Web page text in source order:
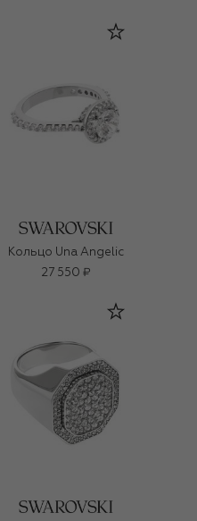
Кольцо Una Angelic
27 550 ₽